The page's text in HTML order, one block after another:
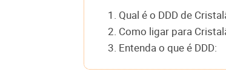
1. Qual é o DDD de
2. Como ligar para
3. Entenda o que é DDD: